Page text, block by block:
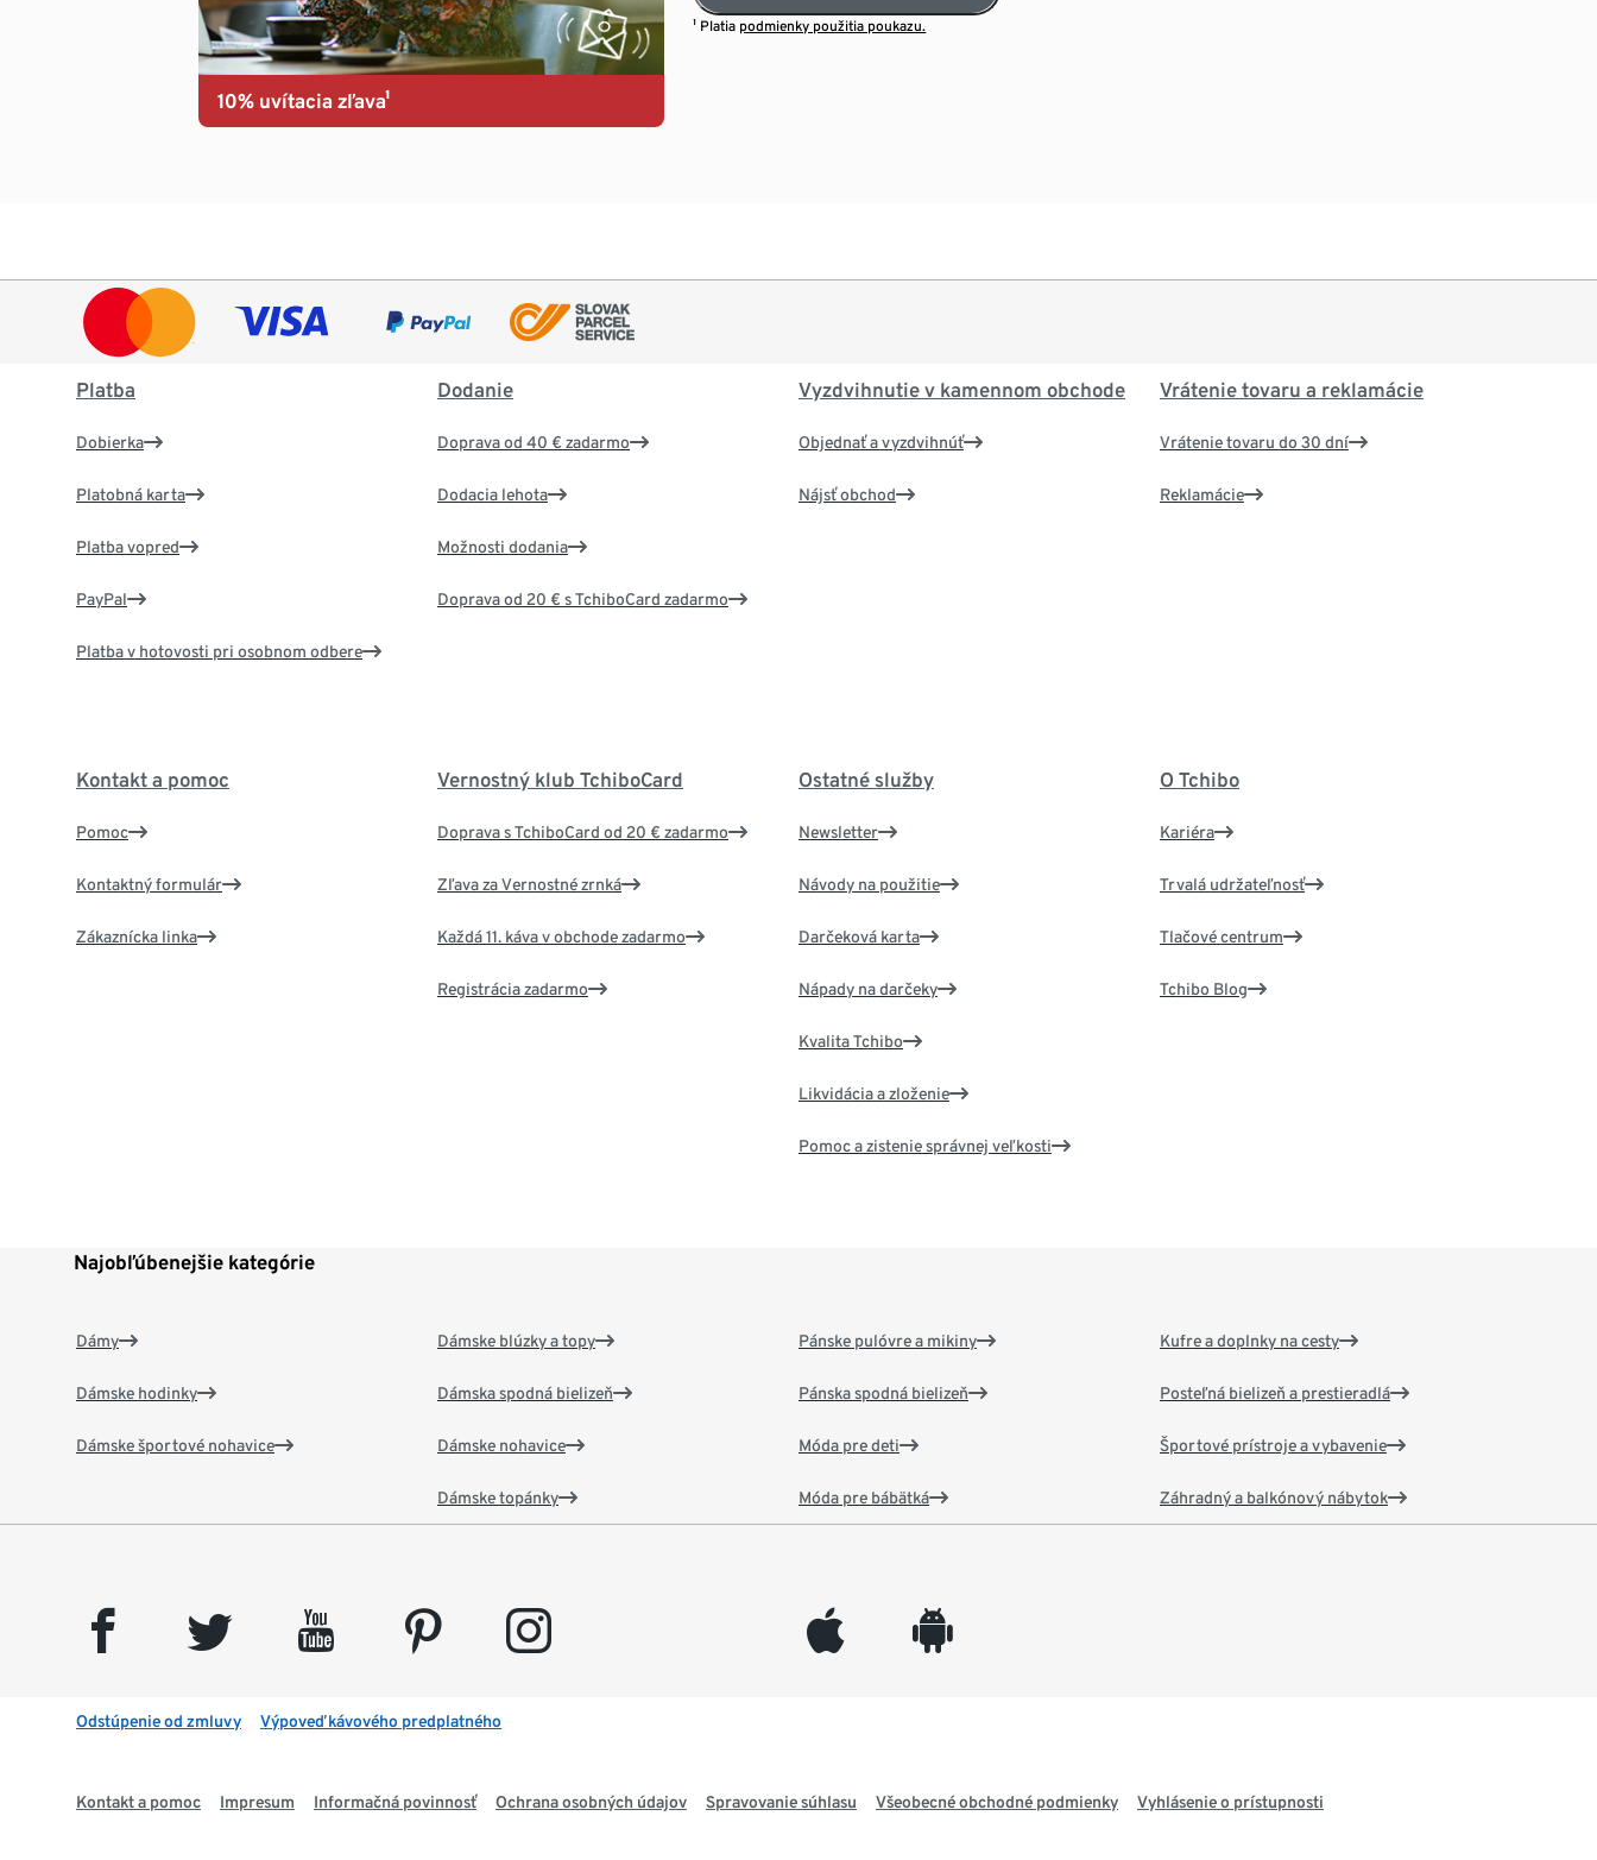
10% uvítacia zľava¹
¹ Platia podmienky použitia poukazu.
Platba
Dobierka
Platobná karta
Platba vopred
PayPal
Platba v hotovosti pri osobnom odbere
Dodanie
Doprava od 40 € zadarmo
Dodacia lehota
Možnosti dodania
Doprava od 20 € s TchiboCard zadarmo
Vyzdvihnutie v kamennom obchode
Objednať a vyzdvihnúť
Nájsť obchod
Vrátenie tovaru a reklamácie
Vrátenie tovaru do 30 dní
Reklamácie
Kontakt a pomoc
Pomoc
Kontaktný formulár
Zákaznícka linka
Vernostný klub TchiboCard
Doprava s TchiboCard od 20 € zadarmo
Zľava za Vernostné zrnká
Každá 11. káva v obchode zadarmo
Registrácia zadarmo
Ostatné služby
Newsletter
Návody na použitie
Darčeková karta
Nápady na darčeky
Kvalita Tchibo
Likvidácia a zloženie
Pomoc a zistenie správnej veľkosti
O Tchibo
Kariéra
Trvalá udržateľnosť
Tlačové centrum
Tchibo Blog
Najobľúbenejšie kategórie
Dámy
Dámske hodinky
Dámske športové nohavice
Dámske blúzky a topy
Dámska spodná bielizeň
Dámske nohavice
Dámske topánky
Pánske pulóvre a mikiny
Pánska spodná bielizeň
Móda pre deti
Móda pre bábätká
Kufre a doplnky na cesty
Posteľná bielizeň a prestieradlá
Športové prístroje a vybavenie
Záhradný a balkónový nábytok
facebook twitter youtube pinterest instagram appleinc android
Odstúpenie od zmluvy Výpoveď kávového predplatného
Kontakt a pomoc Impresum Informačná povinnosť Ochrana osobných údajov Spravovanie súhlasu Všeobecné obchodné podmienky Vyhlásenie o prístupnosti